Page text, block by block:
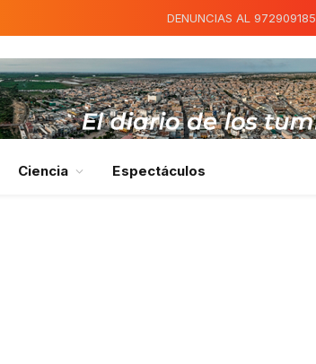
DENUNCIAS AL 972909185
Ciencia Espectáculos